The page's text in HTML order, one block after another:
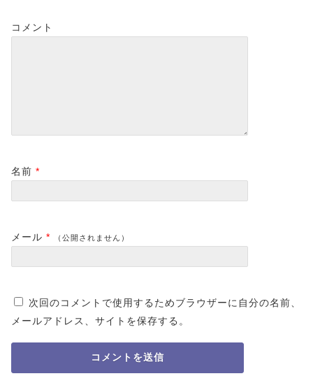
コメント
名前 *
メール * （公開されません）
次回のコメントで使用するためブラウザーに自分の名前、
メールアドレス、サイトを保存する。